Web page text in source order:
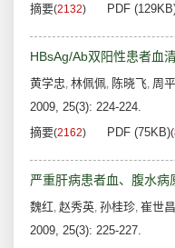
摘要(2132) PDF
HBsAg/Ab双阳性患者血
黄学忠, 林佩佩, 陈晓飞, 周平
2009, 25(3): 224-224.
摘要(2162) PDF (75KB)(
严重肝病患者血、腹水病
魏红, 赵秀英, 孙桂珍, 崔世昌
2009, 25(3): 225-227.